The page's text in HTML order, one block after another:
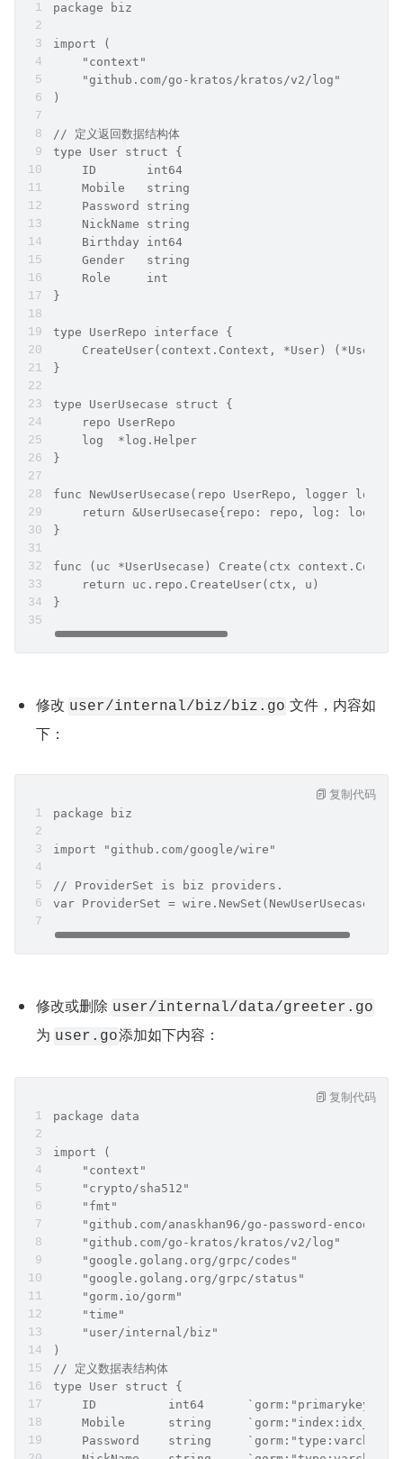
package biz
import (
    "context"
    "github.com/go-kratos/kratos/v2/log"
)
// 定义返回数据结构体
type User struct {
    ID       int64
    Mobile   string
    Password string
    NickName string
    Birthday int64
    Gender   string
    Role     int
}
type UserRepo interface {
CreateUser(context.Context, *User) (*User,
}
type UserUsecase struct {
    repo UserRepo
    log  *log.Helper
}
func NewUserUsecase(repo UserRepo, logger
return &UserUsecase{repo: repo, log:
}
func (uc *UserUsecase) Create(ctx
    return uc.repo.CreateUser(ctx, u)
}
修改 user/internal/biz/biz.go 文件，内容如
下：
package biz
import "github.com/google/wire"
// ProviderSet is biz providers.
var ProviderSet = wire.NewSet(NewUserUsecase)
复制代码
修改或删除 user/internal/data/greeter.go
为 user.go添加如下内容：
package data
import (
    "context"
    "crypto/sha512"
    "fmt"
    "github.com/anaskhan96/go-password-encoder"
    "github.com/go-kratos/kratos/v2/log"
    "google.golang.org/grpc/codes"
    "google.golang.org/grpc/status"
    "gorm.io/gorm"
    "time"
    "user/internal/biz"
)
// 定义数据表结构体
type User struct {
    ID          int64      `gorm:"primarykey"`
Mobile      string
Password    string
复制代码